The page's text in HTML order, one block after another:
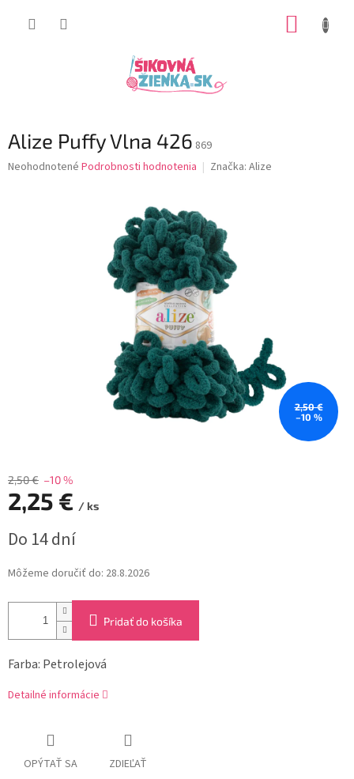
Alize Puffy Vlna 426 869
Priemerné
Neohodnotené Podrobnosti hodnotenia Značka: Alize
2,50 €
–10 %
2,50 € –10 %
2,25 € / ks
cena:
Do 14 dní
Môžeme doručiť do: 28.8.2026
Pridať do košíka
Farba: Petrolejová
Detailné informácie
OPÝTAŤ SA ZDIEĽAŤ